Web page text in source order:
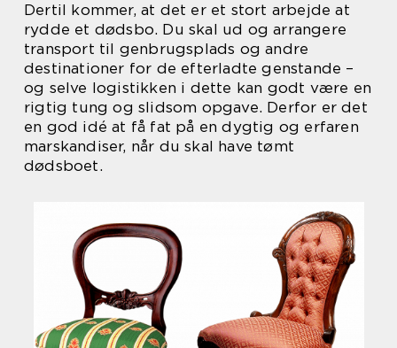
Dertil kommer, at det er et stort arbejde at
rydde et dødsbo. Du skal ud og arrangere
transport til genbrugsplads og andre
destinationer for de efterladte genstande –
og selve logistikken i dette kan godt være en
rigtig tung og slidsom opgave. Derfor er det
en god idé at få fat på en dygtig og erfaren
marskandiser, når du skal have tømt
dødsboet.